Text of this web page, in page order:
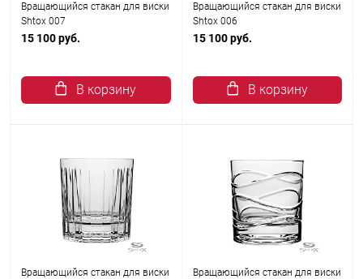
Вращающийся стакан для виски
Shtox 007
15 100 руб.
В корзину
Вращающийся стакан для виски
Shtox 006
15 100 руб.
В корзину
Вращающийся стакан для виски
Вращающийся стакан для виски